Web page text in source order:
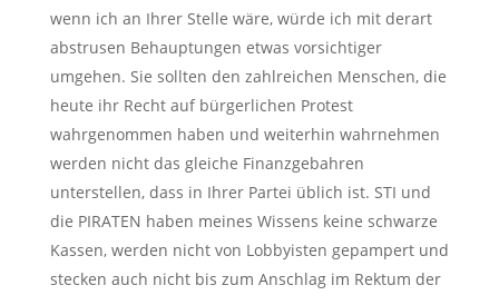
wenn ich an Ihrer Stelle wäre, würde ich mit derart
abstrusen Behauptungen etwas vorsichtiger
umgehen. Sie sollten den zahlreichen Menschen, die
heute ihr Recht auf bürgerlichen Protest
wahrgenommen haben und weiterhin wahrnehmen
werden nicht das gleiche Finanzgebahren
unterstellen, dass in Ihrer Partei üblich ist. STI und
die PIRATEN haben meines Wissens keine schwarze
Kassen, werden nicht von Lobbyisten gepampert und
stecken auch nicht bis zum Anschlag im Rektum der